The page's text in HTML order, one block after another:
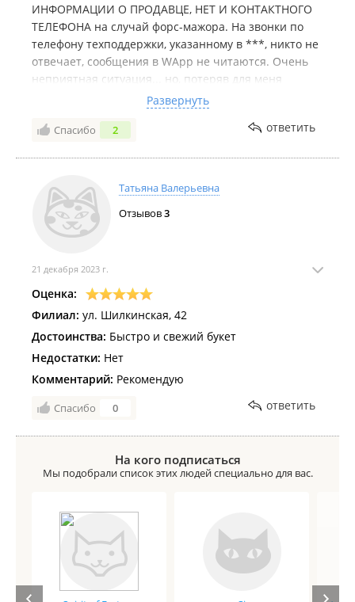
ИНФОРМАЦИИ О ПРОДАВЦЕ, НЕТ И КОНТАКТНОГО
ТЕЛЕФОНА на случай форс-мажора. На звонки по
телефону техподдержки, указанному в ***, никто не
отвечает, сообщения в WApp не читаются. Очень
неприятная ситуация... но, потеряв для меня
слишком много времени, в моем случае обошлось:
цветомат находится в здании БЦ, администратор
которого связалась с причастным к продаже цветов
магазина???
Развернуть
Спасибо 2 ответить
Татьяна Валерьевна
Отзывов3
21 декабря 2023 г.
Оценка:
Филиал: ул. Шилкинская, 42
Достоинства: Быстро и свежий букет
Недостатки: Нет
Комментарий: Рекомендую
Спасибо 0 ответить
На кого подписаться
Мы подобрали список этих людей специально для вас.